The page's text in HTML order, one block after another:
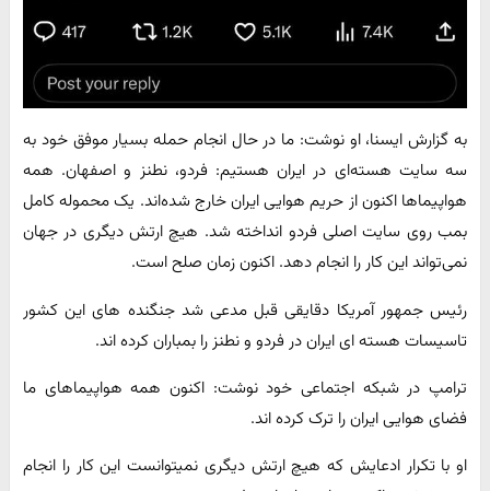
به گزارش ایسنا، او نوشت: ما در حال انجام حمله بسیار موفق خود به
سه سایت هسته‌ای در ایران هستیم: فردو، نطنز و اصفهان. همه
هواپیماها اکنون از حریم هوایی ایران خارج شده‌اند. یک محموله کامل
بمب روی سایت اصلی فردو انداخته شد. هیچ ارتش دیگری در جهان
نمی‌تواند این کار را انجام دهد. اکنون زمان صلح است.
رئیس جمهور آمریکا دقایقی قبل مدعی شد جنگنده های این کشور
تاسیسات هسته ای ایران در فردو و نطنز را بمباران کرده اند.
ترامپ در شبکه اجتماعی خود نوشت: اکنون همه هواپیماهای ما
فضای هوایی ایران را ترک کرده اند.
او با تکرار ادعایش که هیچ ارتش دیگری نمیتوانست این کار را انجام